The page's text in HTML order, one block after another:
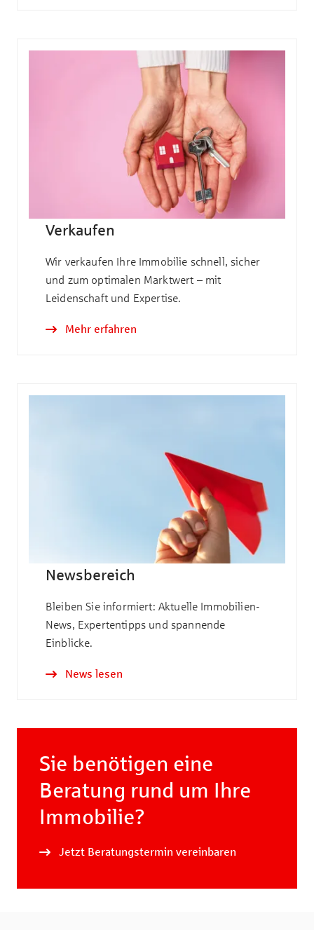
Verkaufen
Wir verkaufen Ihre Immobilie schnell, sicher
und zum optimalen Marktwert – mit
Leidenschaft und Expertise.
Mehr erfahren
Newsbereich
Bleiben Sie informiert: Aktuelle Immobilien-
News, Expertentipps und spannende
Einblicke.
News lesen
Sie benötigen eine
Beratung rund um Ihre
Immobilie?
Jetzt Beratungstermin vereinbaren